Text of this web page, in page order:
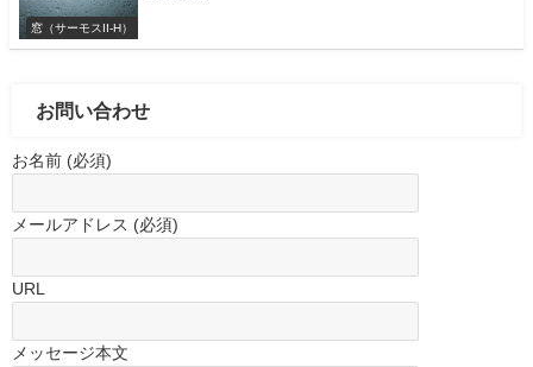
窓（サーモスII-H）
お問い合わせ
お名前 (必須)
メールアドレス (必須)
URL
メッセージ本文